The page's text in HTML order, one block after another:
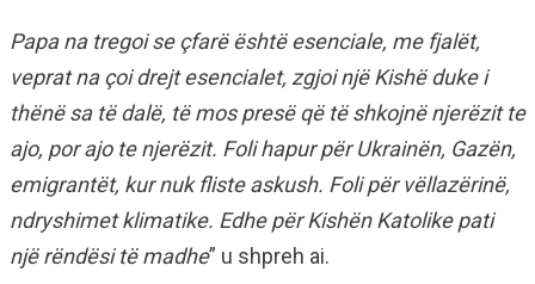
Papa na tregoi se çfarë është esenciale, me fjalët,
veprat na çoi drejt esencialet, zgjoi një Kishë duke i
thënë sa të dalë, të mos presë që të shkojnë njerëzit te
ajo, por ajo te njerëzit. Foli hapur për Ukrainën, Gazën,
emigrantët, kur nuk fliste askush. Foli për vëllazërinë,
ndryshimet klimatike. Edhe për Kishën Katolike pati
një rëndësi të madhe” u shpreh ai.